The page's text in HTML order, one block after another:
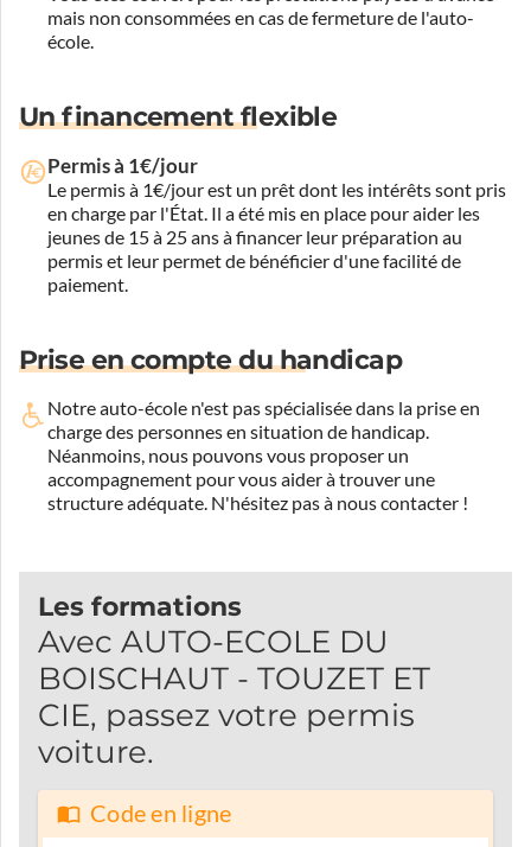
mais non consommées en cas de fermeture de l'auto-
école.
Un financement flexible
Permis à 1€/jour
Le permis à 1€/jour est un prêt dont les intérêts sont pris
en charge par l'État. Il a été mis en place pour aider les
jeunes de 15 à 25 ans à financer leur préparation au
permis et leur permet de bénéficier d'une facilité de
paiement.
Prise en compte du handicap
Notre auto-école n'est pas spécialisée dans la prise en
charge des personnes en situation de handicap.
Néanmoins, nous pouvons vous proposer un
accompagnement pour vous aider à trouver une
structure adéquate. N'hésitez pas à nous contacter !
Les formations
Avec AUTO-ECOLE DU
BOISCHAUT - TOUZET ET
CIE, passez votre permis
voiture.
Code en ligne